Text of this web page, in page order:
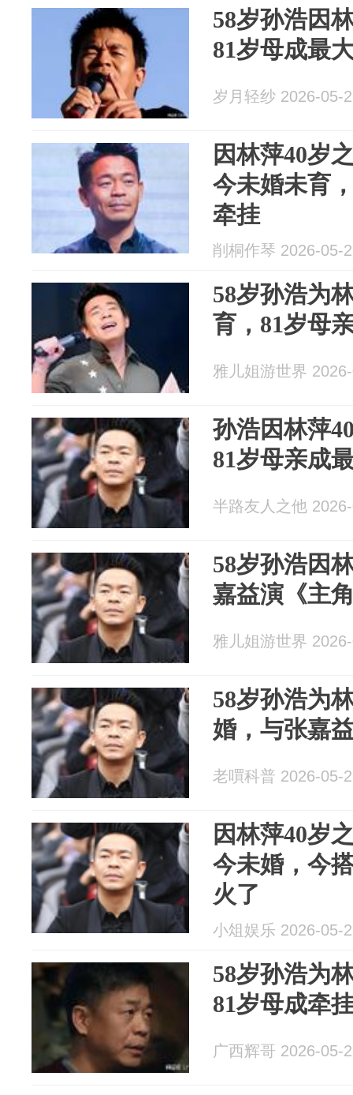
58岁孙浩因
81岁母成最
岁月轻纱 2026-05-
因林萍40岁
今未婚未育
牵挂
削桐作琴 2026-05-
58岁孙浩为
育，81岁母
雅儿姐游世界
孙浩因林萍
81岁母亲成
半路友人之他
58岁孙浩因
嘉益演《主
雅儿姐游世界
58岁孙浩为
婚，与张嘉
老嘪科普 2026-05-
因林萍40岁
今未婚，今
火了
小俎娱乐 2026-05-
58岁孙浩为
81岁母成牵
广西辉哥 2026-05-